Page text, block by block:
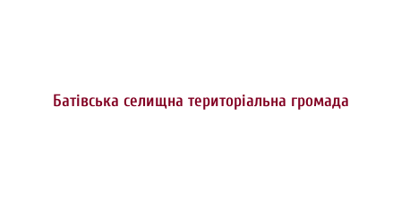
Батівська селищна територіальна громада